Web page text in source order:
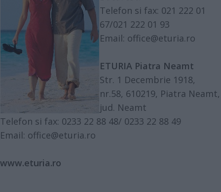
Telefon si fax: 021 222 01
67/021 222 01 93
Email: office@eturia.ro
ETURIA Piatra Neamt
Str. 1 Decembrie 1918,
nr.58, 610219, Piatra Neamt,
jud. Neamt
Telefon si fax: 0233 22 88 48/ 0233 22 88 49
Email: office@eturia.ro
www.eturia.ro